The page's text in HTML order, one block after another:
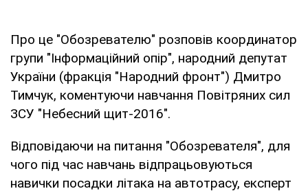
Про це "Обозревателю" розповів координатор
групи "Інформаційний опір", народний депутат
України (фракція "Народний фронт") Дмитро
Тимчук, коментуючи навчання Повітряних сил
ЗСУ "Небесний щит-2016".
Відповідаючи на питання "Обозревателя", для
чого під час навчань відпрацьовуються
навички посадки літака на автотрасу, експерт